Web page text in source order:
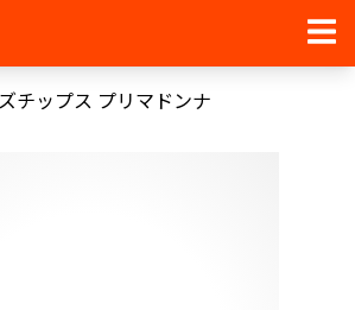
チップス プリマドンナ